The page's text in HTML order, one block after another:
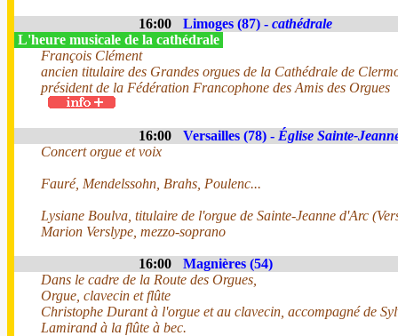
16:00 Limoges (87) - cathédrale
L'heure musicale de la cathédrale
François Clément
ancien titulaire des Grandes orgues de la Cathédrale de
président de la Fédération Francophone des Amis des Orgues
16:00 Versailles (78) - Église Sainte-
Concert orgue et voix
Fauré, Mendelssohn, Brahs, Poulenc...
Lysiane Boulva, titulaire de l'orgue de Sainte-Jeanne d'Arc
Marion Verslype, mezzo-soprano
16:00
Magnières (54)
Dans le cadre de la Route des Orgues,
Orgue, clavecin et flûte
Christophe Durant à l'orgue et au clavecin, accompagné de
Lamirand à la flûte à bec.